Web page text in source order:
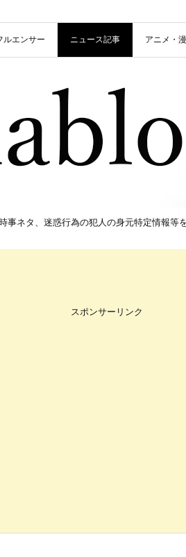
エンサー ニュース記事 アニメ・
ネタ、迷惑行為の犯人の身元特定情報
スポンサーリンク